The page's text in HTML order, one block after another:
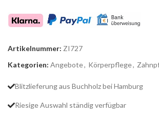
Artikelnummer: ZI727
Kategorien: Angebote, Körperpflege,
Blitzlieferung aus Buchholz bei Hamburg
Riesige Auswahl ständig verfügbar